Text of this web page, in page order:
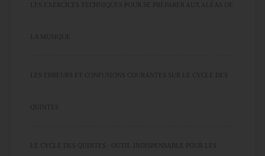
LES EXERCICES TECHNIQUES POUR SE PRÉPARER AUX ALÉAS DE
LA MUSIQUE
LES ERREURS ET CONFUSIONS COURANTES SUR LE CYCLE DES
QUINTES
LE CYCLE DES QUINTES : OUTIL INDISPENSABLE POUR LES